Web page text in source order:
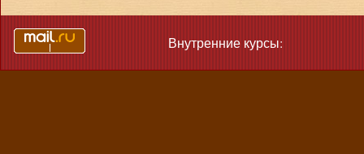
Внутренние курсы: